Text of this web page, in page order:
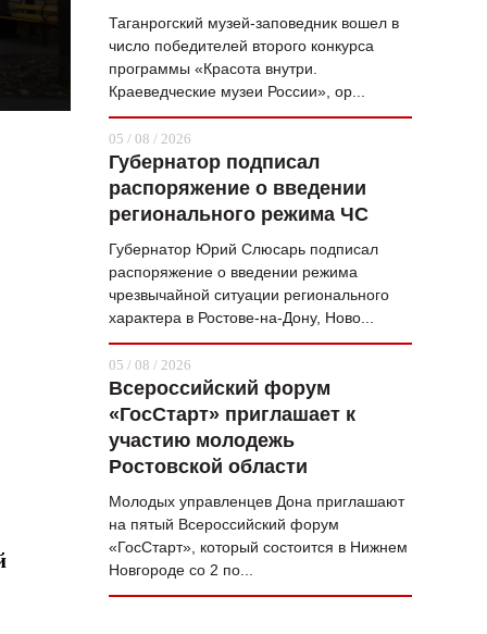
ЖУРНАЛ
Таганрогский музей-заповедник вошел в
число победителей второго конкурса
программы «Красота внутри.
Краеведческие музеи России», ор...
05 / 08 / 2026
Губернатор подписал
распоряжение о введении
регионального режима ЧС
Губернатор Юрий Слюсарь подписал
распоряжение о введении режима
чрезвычайной ситуации регионального
характера в Ростове-на-Дону, Ново...
05 / 08 / 2026
Всероссийский форум
«ГосСтарт» приглашает к
участию молодежь
Ростовской области
Молодых управленцев Дона приглашают
на пятый Всероссийский форум
«ГосСтарт», который состоится в Нижнем
Новгороде со 2 по...